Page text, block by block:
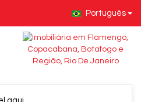
Português